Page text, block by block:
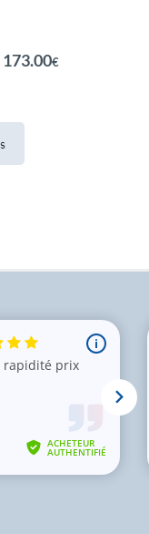
173.00€